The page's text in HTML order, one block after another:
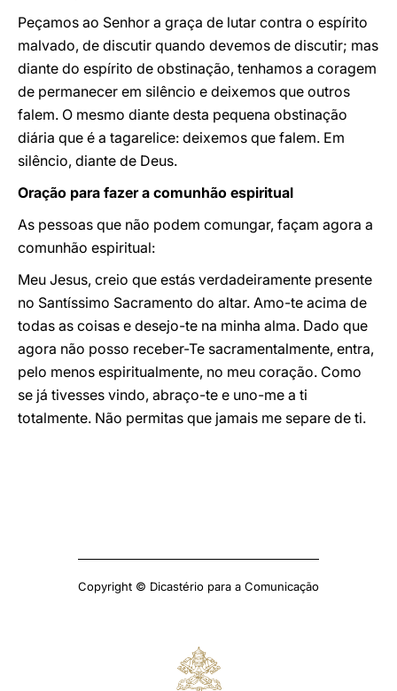
Peçamos ao Senhor a graça de lutar contra o espírito
malvado, de discutir quando devemos de discutir; mas
diante do espírito de obstinação, tenhamos a coragem
de permanecer em silêncio e deixemos que outros
falem. O mesmo diante desta pequena obstinação
diária que é a tagarelice: deixemos que falem. Em
silêncio, diante de Deus.
Oração para fazer a comunhão espiritual
As pessoas que não podem comungar, façam agora a
comunhão espiritual:
Meu Jesus, creio que estás verdadeiramente presente
no Santíssimo Sacramento do altar. Amo-te acima de
todas as coisas e desejo-te na minha alma. Dado que
agora não posso receber-Te sacramentalmente, entra,
pelo menos espiritualmente, no meu coração. Como
se já tivesses vindo, abraço-te e uno-me a ti
totalmente. Não permitas que jamais me separe de ti.
Copyright © Dicastério para a Comunicação